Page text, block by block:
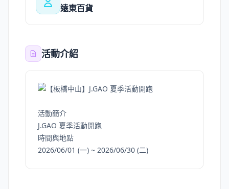
遠東百貨
活動介紹
活動簡介
J.GAO 夏季活動開跑
時間與地點
2026/06/01 (一) ~ 2026/06/30 (二)